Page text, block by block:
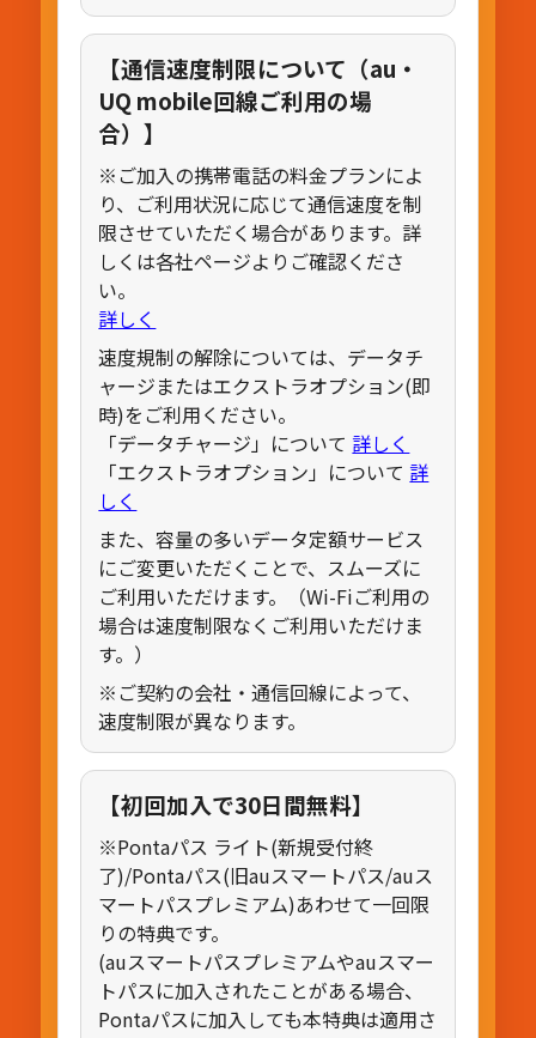
【通信速度制限について（au・
UQ mobile回線ご利用の場
合）】
※ご加入の携帯電話の料金プランによ
り、ご利用状況に応じて通信速度を制
限させていただく場合があります。詳
しくは各社ページよりご確認くださ
い。
詳しく
速度規制の解除については、データチ
ャージまたはエクストラオプション(即
時)をご利用ください。
「データチャージ」について 詳しく
「エクストラオプション」について 詳
しく
また、容量の多いデータ定額サービス
にご変更いただくことで、スムーズに
ご利用いただけます。（Wi-Fiご利用の
場合は速度制限なくご利用いただけま
す。）
※ご契約の会社・通信回線によって、
速度制限が異なります。
【初回加入で30日間無料】
※Pontaパス ライト(新規受付終
了)/Pontaパス(旧auスマートパス/auス
マートパスプレミアム)あわせて一回限
りの特典です。
(auスマートパスプレミアムやauスマー
トパスに加入されたことがある場合、
Pontaパスに加入しても本特典は適用さ